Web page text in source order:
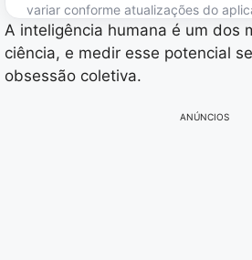
variar conforme atualizações do
A inteligência humana é um dos
ciência, e medir esse potencial
obsessão coletiva.
ANÚNCIOS